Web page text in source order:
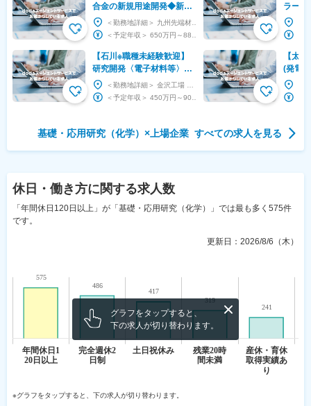
合金の新規用途開発◆新し
いことにチャレンジできる
仕事※319
【石川※職種未経験歓迎】
研究開発〈電子材料等〉◆
東証プライム上場／家族・
住宅手当有／フレックス制
ラー
証プ
日・土
【太
(発電
成及
レック
基礎・応用研究（化学） × 上場企業 すべての求人を見る
休日・働き方に関する求人数
「年間休日120日以上」が「基礎・応用研究（化学）」では最も多く575件
です。
更新日： 2026/8/6（木）
グラフをタップすると、
下の求人が切り替わります。
※グラフをタップすると、下の求人が切り替わります。